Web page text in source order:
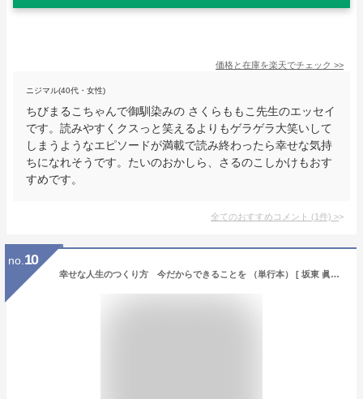
価格と在庫を楽天でチェック >>
ニジマル(40代・女性)
ちびまるこちゃんで御馴染みの さくらももこ先生のエッセイ
です。読みやすくクスっと笑えるよりもゲラゲラ大笑いして
しまうようなエピソードが満載で読み終わったら幸せな気持
ちになれそうです。たいのおかしら、さるのこしかけもおす
すめです。
全てのおすすめコメント (1件) >
no. 10
幸せな人生のつくり方 今だからできることを （単行本） [ 坂東 眞理子 ]